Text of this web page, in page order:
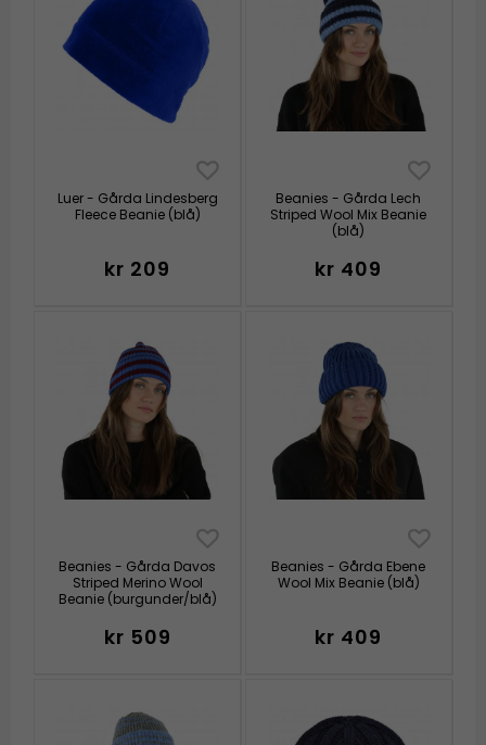
Luer - Gårda Lindesberg
Fleece Beanie (blå)
kr 209
Beanies - Gårda Lech
Striped Wool Mix Beanie
(blå)
kr 409
Beanies - Gårda Davos
Striped Merino Wool
Beanie (burgunder/blå)
kr 509
Beanies - Gårda Ebene
Wool Mix Beanie (blå)
kr 409